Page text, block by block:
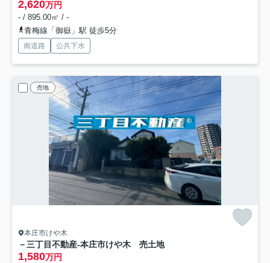
2,620万円
- / 895.00㎡ / -
青梅線「御嶽」駅 徒歩5分
南道路 公共下水
売地
本庄市けや木
－三丁目不動産-本庄市けや木 売土地
1,580万円